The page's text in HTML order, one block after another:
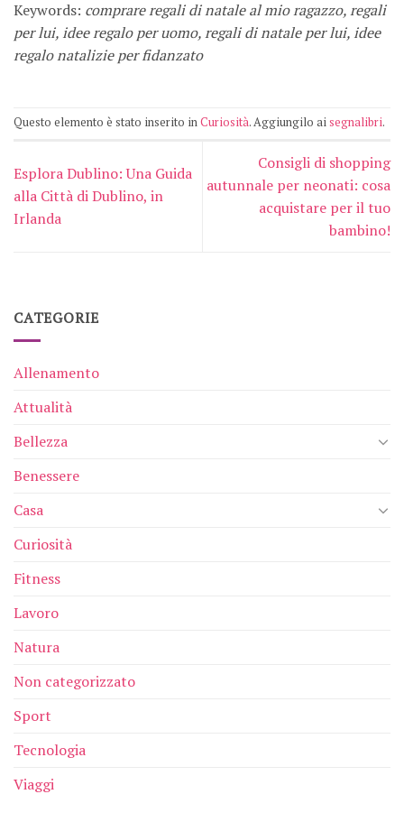
Keywords: comprare regali di natale al mio ragazzo, regali
per lui, idee regalo per uomo, regali di natale per lui, idee
regalo natalizie per fidanzato
Questo elemento è stato inserito inCuriosità. Aggiungilo aisegnalibri.
Esplora Dublino: Una Guida
alla Città di Dublino, in
Irlanda
Consigli di shopping
autunnale per neonati: cosa
acquistare per il tuo
bambino!
CATEGORIE
Allenamento
Attualità
Bellezza
Benessere
Casa
Curiosità
Fitness
Lavoro
Natura
Non categorizzato
Sport
Tecnologia
Viaggi